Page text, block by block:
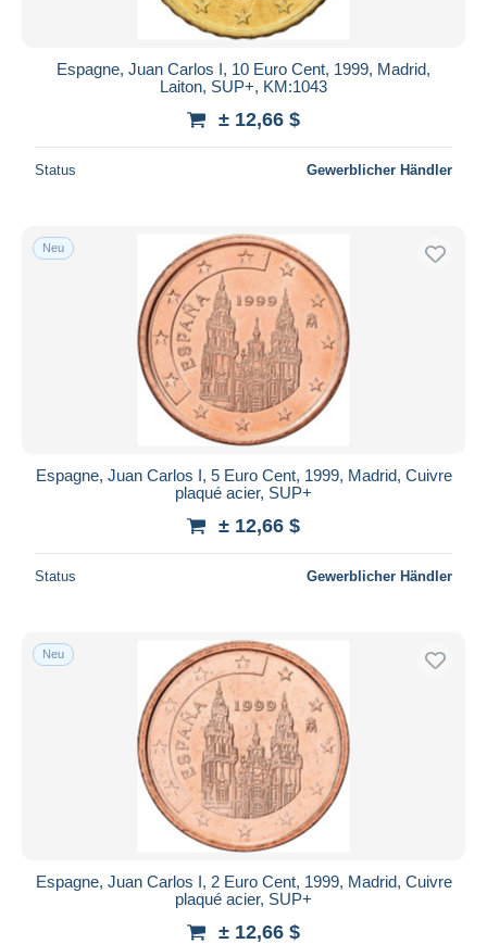
Espagne, Juan Carlos I, 10 Euro Cent, 1999, Madrid,
Laiton, SUP+, KM:1043
± 12,66 $
Status Gewerblicher Händler
Neu
Espagne, Juan Carlos I, 5 Euro Cent, 1999, Madrid, Cuivre
plaqué acier, SUP+
± 12,66 $
Status Gewerblicher Händler
Neu
Espagne, Juan Carlos I, 2 Euro Cent, 1999, Madrid, Cuivre
plaqué acier, SUP+
± 12,66 $